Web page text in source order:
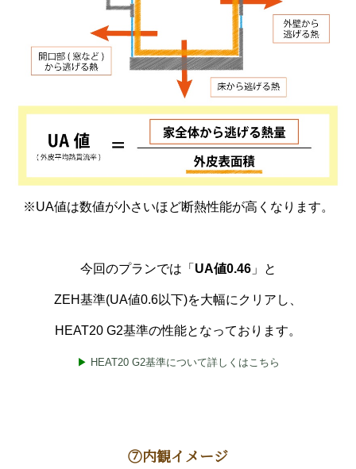
※UA値は数値が小さいほど断熱性能が高くなります。
今回のプランでは「 UA値0.46」と
ZEH基準(UA値0.6以下)を大幅にクリアし、
HEAT20 G2基準の性能となっております。
▶ HEAT20 G2基準について詳しくはこちら
⑦内観イメージ